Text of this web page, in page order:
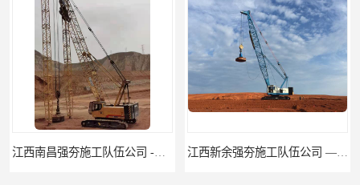
江西新余强夯施工队伍公司 —业峻强夯基础工程 湖南强夯施工公司